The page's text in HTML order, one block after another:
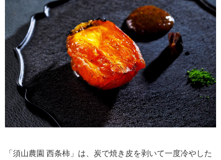
「須山農園 西条柿」は、炭で焼き皮を剥いて一度冷やした